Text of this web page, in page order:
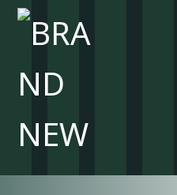
How to Be Ahead